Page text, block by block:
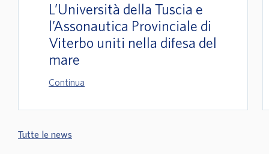
L’Università della Tuscia e
l’Assonautica Provinciale di
Viterbo uniti nella difesa del
mare
Continua
Tutte le news